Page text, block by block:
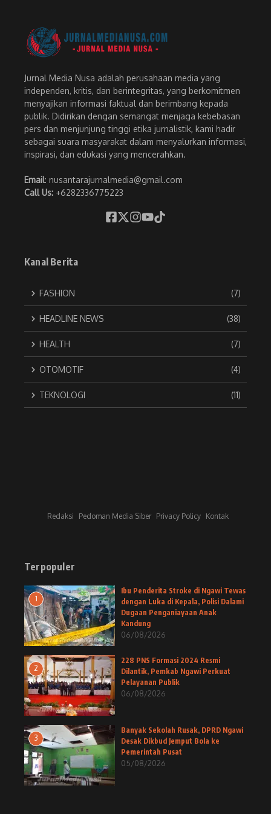
Jurnal Media Nusa adalah perusahaan media yang
independen, kritis, dan berintegritas, yang berkomitmen
menyajikan informasi faktual dan berimbang kepada
publik. Didirikan dengan semangat menjaga kebebasan
pers dan menjunjung tinggi etika jurnalistik, kami hadir
sebagai suara masyarakat dalam menyalurkan informasi,
inspirasi, dan edukasi yang mencerahkan.
Email: nusantarajurnalmedia@gmail.com
Call Us: +6282336775223
Kanal Berita
FASHION (7)
HEADLINE NEWS (38)
HEALTH (7)
OTOMOTIF (4)
TEKNOLOGI (11)
Redaksi Pedoman Media Siber Privacy Policy Kontak
Terpopuler
1
Ibu Penderita Stroke di Ngawi Tewas
dengan Luka di Kepala, Polisi Dalami
Dugaan Penganiayaan Anak
Kandung
06/08/2026
2
228 PNS Formasi 2024 Resmi
Dilantik, Pemkab Ngawi Perkuat
Pelayanan Publik
06/08/2026
3
Banyak Sekolah Rusak, DPRD Ngawi
Desak Dikbud Jemput Bola ke
Pemerintah Pusat
05/08/2026